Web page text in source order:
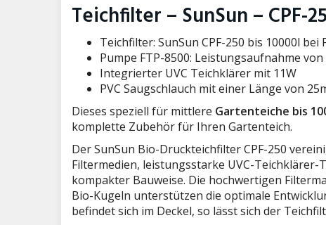
Teichfilter – SunSun – CPF-
Teichfilter: SunSun CPF-250 bis 10000l bei
Pumpe FTP-8500: Leistungsaufnahme
Integrierter UVC Teichklärer mit 11W
PVC Saugschlauch mit einer Länge von
Dieses speziell für mittlere Gartenteiche bis
komplette Zubehör für Ihren Gartenteich.
Der SunSun Bio-Druckteichfilter CPF-250
Filtermedien, leistungsstarke UVC-
kompakter Bauweise. Die hochwertigen
Bio-Kugeln unterstützen die optimale
befindet sich im Deckel, so lässt sich der